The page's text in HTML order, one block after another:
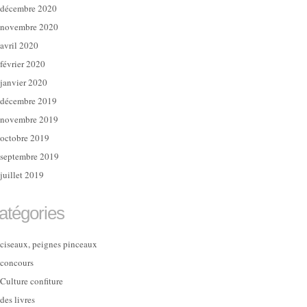
décembre 2020
novembre 2020
avril 2020
février 2020
janvier 2020
décembre 2019
novembre 2019
octobre 2019
septembre 2019
juillet 2019
ciseaux, peignes pinceaux
concours
Culture confiture
des livres